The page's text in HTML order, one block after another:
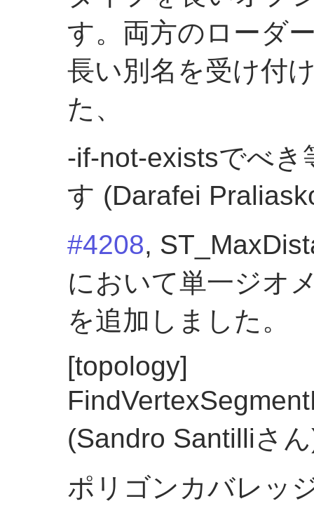
す。両方のローダ
長い別名を受け付
た、
-if-not-existsでべ
す (Darafei
#4208,
において単一ジオ
を追加しました。
[topology]
(Sandro Santilliさ
ポリゴンカバレッ